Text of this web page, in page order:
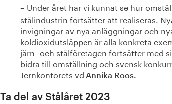
– Under året har vi kunnat se hur
stålindustrin fortsätter att realiseras.
invigningar av nya anläggningar och
koldioxidutsläppen är alla konkreta
järn- och stålföretagen fortsätter med
bidra till omställning och svensk
Jernkontorets vd Annika Roos.
Ta del av Stålåret 2023